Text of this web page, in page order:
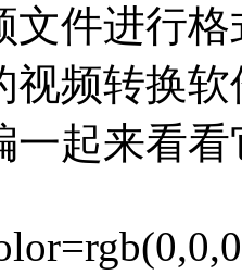
文件进行
视频转换
一起来看